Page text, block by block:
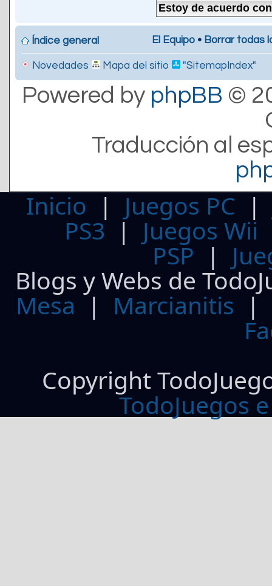
Índice general El Equipo • Borrar todas
Novedades Mapa del sitio "SitemapIndex"
Powered by phpBB ©
Traducción al
Inicio | Juegos PC
PS3| Juegos Wii
PSP |
Blogs y Webs de
Mesa | Marcianitis |
Copyright
TodoJuegos